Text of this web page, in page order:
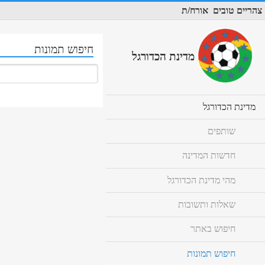
צהריים טובים אורח/ת
חיפוש תמונות
מדינת הכדורגל
מדינת הכדורגל
to
שותפים
חדשות המדינה
מהי מדינת הכדורגל
שאלות ותשובות
חיפוש באתר
חיפוש תמונות